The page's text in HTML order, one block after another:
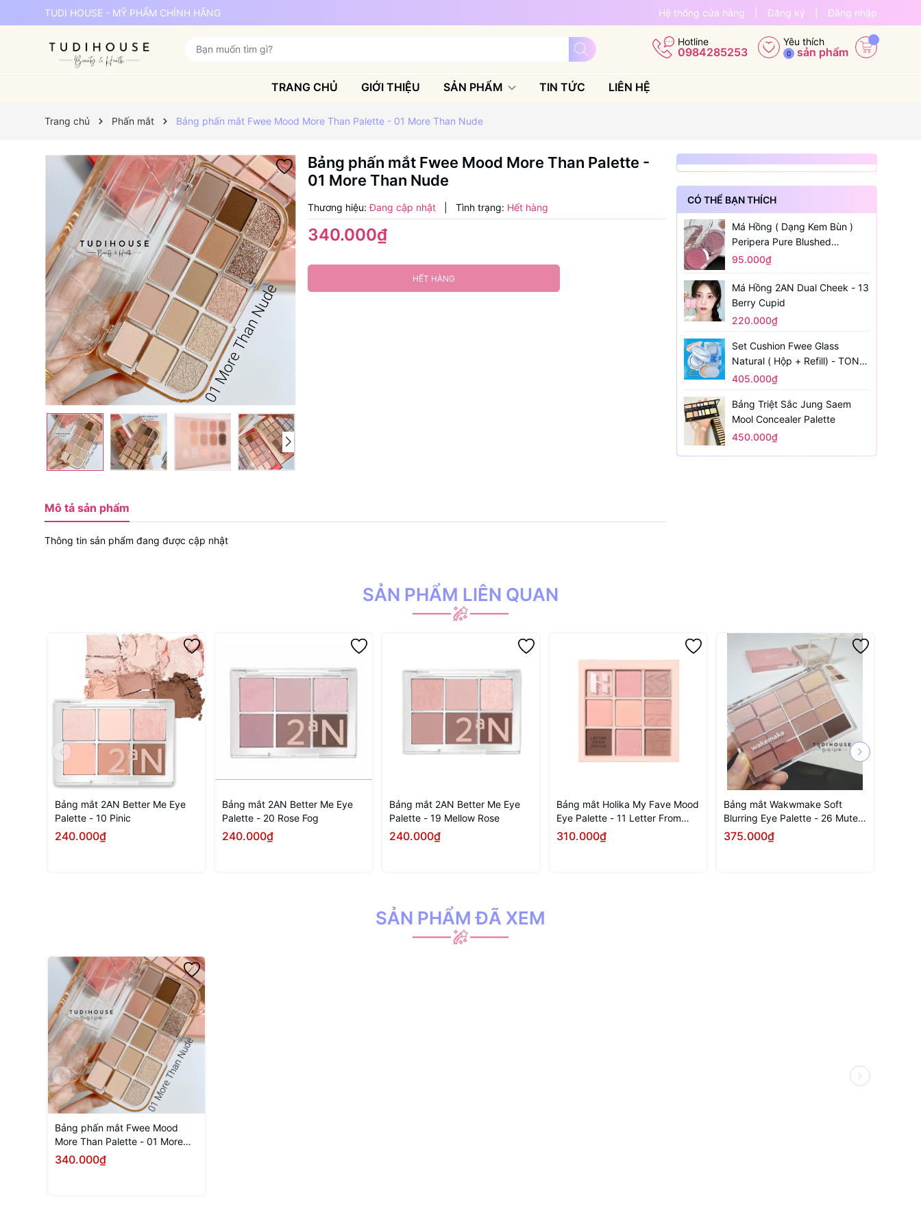
TUDI HOUSE - MỸ PHẨM CHÍNH HÃNG Hệ thống cửa hàng Đăng ký Đăng nhập
Hotline
0984285253
Yêu thích
0 sản phẩm
TRANG CHỦ GIỚI THIỆU SẢN PHẨM TIN TỨC LIÊN HỆ
Trang chủ Phấn mắt Bảng phấn mắt Fwee Mood More Than Palette - 01 More Than Nude
Bảng phấn mắt Fwee Mood More Than Palette -
01 More Than Nude
Thương hiệu: Đang cập nhật Tình trạng: Hết hàng
340.000₫
HẾT HÀNG
Mô tả sản phẩm
Thông tin sản phẩm đang được cập nhật
CÓ THỂ BẠN THÍCH
Má Hồng ( Dạng Kem Bùn )
Peripera Pure Blushed
Sunshine Cheek
95.000₫
Má Hồng 2AN Dual Cheek - 13
Berry Cupid
220.000₫
Set Cushion Fwee Glass
Natural ( Hộp + Refill) - TONE
1.5
405.000₫
Bảng Triệt Sắc Jung Saem
Mool Concealer Palette
450.000₫
SẢN PHẨM LIÊN QUAN
Bảng mắt 2AN Better Me Eye
Palette - 10 Pinic
240.000₫
Bảng mắt 2AN Better Me Eye
Palette - 20 Rose Fog
240.000₫
Bảng mắt 2AN Better Me Eye
Palette - 19 Mellow Rose
240.000₫
Bảng mắt Holika My Fave Mood
Eye Palette - 11 Letter From
Spring
310.000₫
Bảng mắt Wakwmake Soft
Blurring Eye Palette - 26 Mute
Rose
375.000₫
SẢN PHẨM ĐÃ XEM
Bảng phấn mắt Fwee Mood
More Than Palette - 01 More
Than Nude
340.000₫